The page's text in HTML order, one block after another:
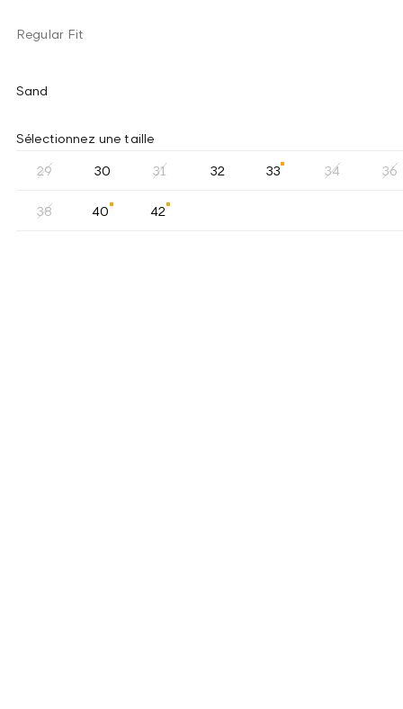
Regular Fit
Sand
Sélectionnez une taille
29 30 31 32 33 34 36
38 40 42